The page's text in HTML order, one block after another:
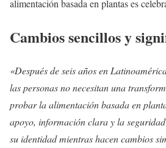
alimentación basada en plantas es
Cambios sencillos y
«Después de seis años en
las personas no necesitan una
probar la alimentación basada en
apoyo, información clara y la
su identidad mientras hacen cambios